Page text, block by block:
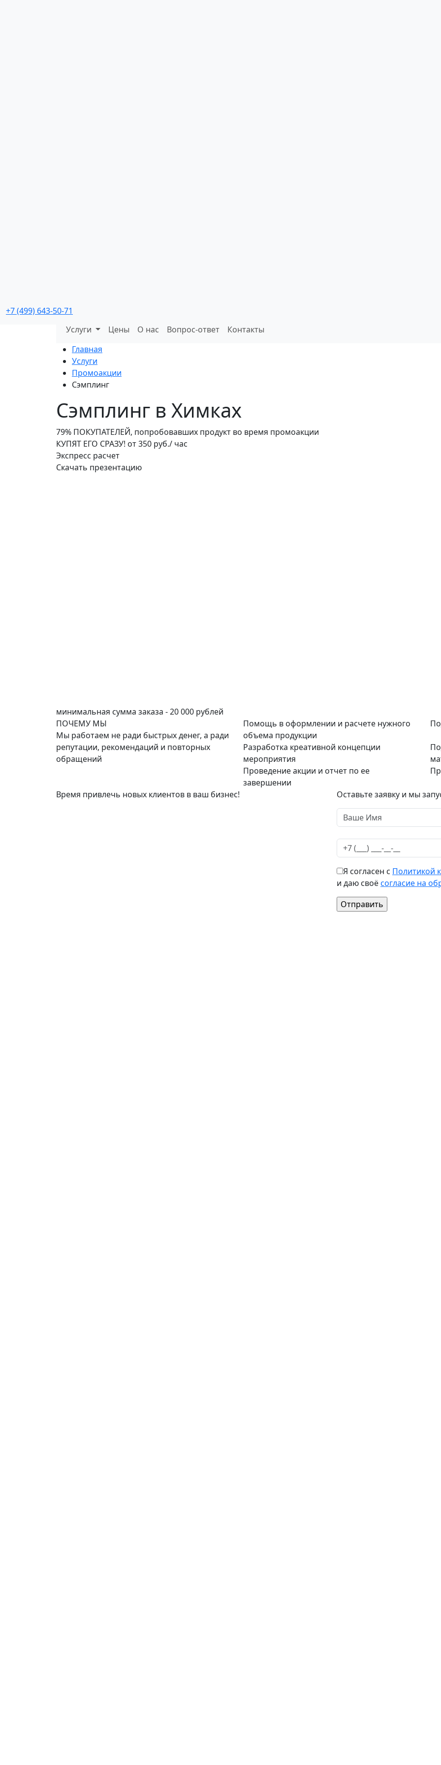
+7 (499) 643-50-71с реальной окупаемостью
Услуги Цены О нас Вопрос-ответ
Контакты
Главная
Услуги
Промоакции
Сэмплинг
Сэмплинг в Химках
79% ПОКУПАТЕЛЕЙ, попробовавших продукт во время промоакции
КУПЯТ ЕГО СРАЗУ! от 350 руб./ час
Экспресс расчет
Скачать презентацию
минимальная сумма заказа - 20 000 рублей
ПОЧЕМУ МЫ
Мы работаем не ради быстрых денег, а ради
репутации, рекомендаций и повторных
обращений
Помощь в оформлении и расчете нужного
объема продукции
Разработка креативной концепции
мероприятия
Проведение акции и отчет по ее
завершении
Время привлечь новых клиентов в ваш бизнес! Оставьте заявку и мы
Я согласен с Политикой
и даю своёсогласие на